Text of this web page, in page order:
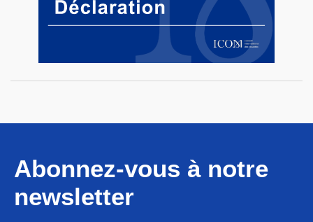
Abonnez-vous à notre
newsletter